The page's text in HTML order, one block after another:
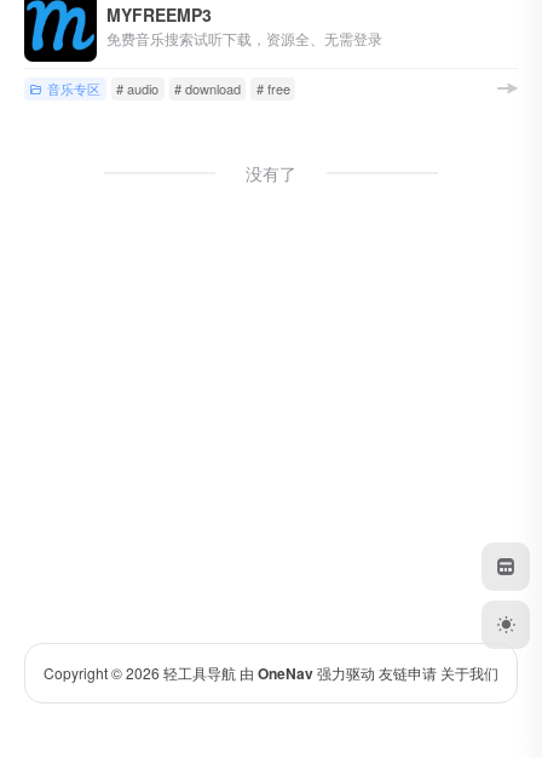
MYFREEMP3
免费音乐搜索试听下载，资源全、无需登录
音乐专区 # audio # download # free
没有了
Copyright © 2026 轻工具导航 由 OneNav强力驱动 友链申请 关于我们